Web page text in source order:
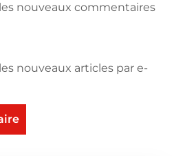
nouveaux commentaires
nouveaux articles par e-